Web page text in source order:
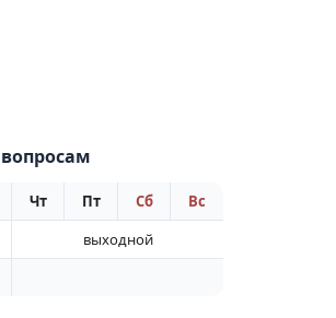
Чт Пт Сб
Вс
выходной